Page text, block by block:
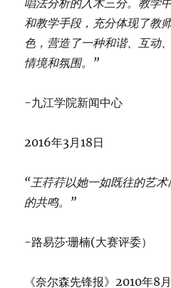
唱法分析的入木三分。教学
和教学手段，充分体现了教
色，营造了一种和谐、互动
情境和氛围。”
-九江学院新闻中心
2016年3月18日
“王荇荇以她一如既往的艺
的共鸣。”
-路易莎·珊楠(大赛评委）
《奈尔森先锋报》2010年8